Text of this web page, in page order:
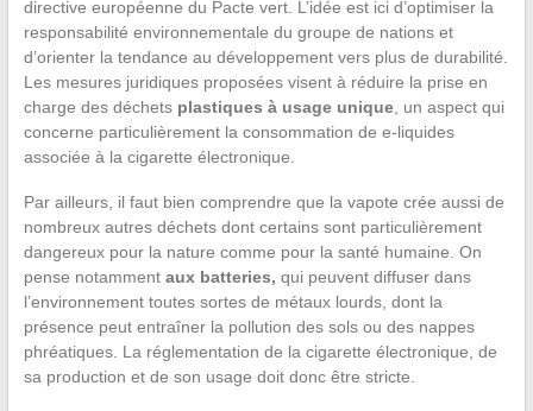
directive européenne du Pacte vert. L’idée est ici d’optimiser la
responsabilité environnementale du groupe de nations et
d’orienter la tendance au développement vers plus de durabilité.
Les mesures juridiques proposées visent à réduire la prise en
charge des déchets plastiques à usage unique, un aspect qui
concerne particulièrement la consommation de e-liquides
associée à la cigarette électronique.
Par ailleurs, il faut bien comprendre que la vapote crée aussi de
nombreux autres déchets dont certains sont particulièrement
dangereux pour la nature comme pour la santé humaine. On
pense notammentaux batteries, qui peuvent diffuser dans
l’environnement toutes sortes de métaux lourds, dont la
présence peut entraîner la pollution des sols ou des nappes
phréatiques. La réglementation de la cigarette électronique, de
sa production et de son usage doit donc être stricte.